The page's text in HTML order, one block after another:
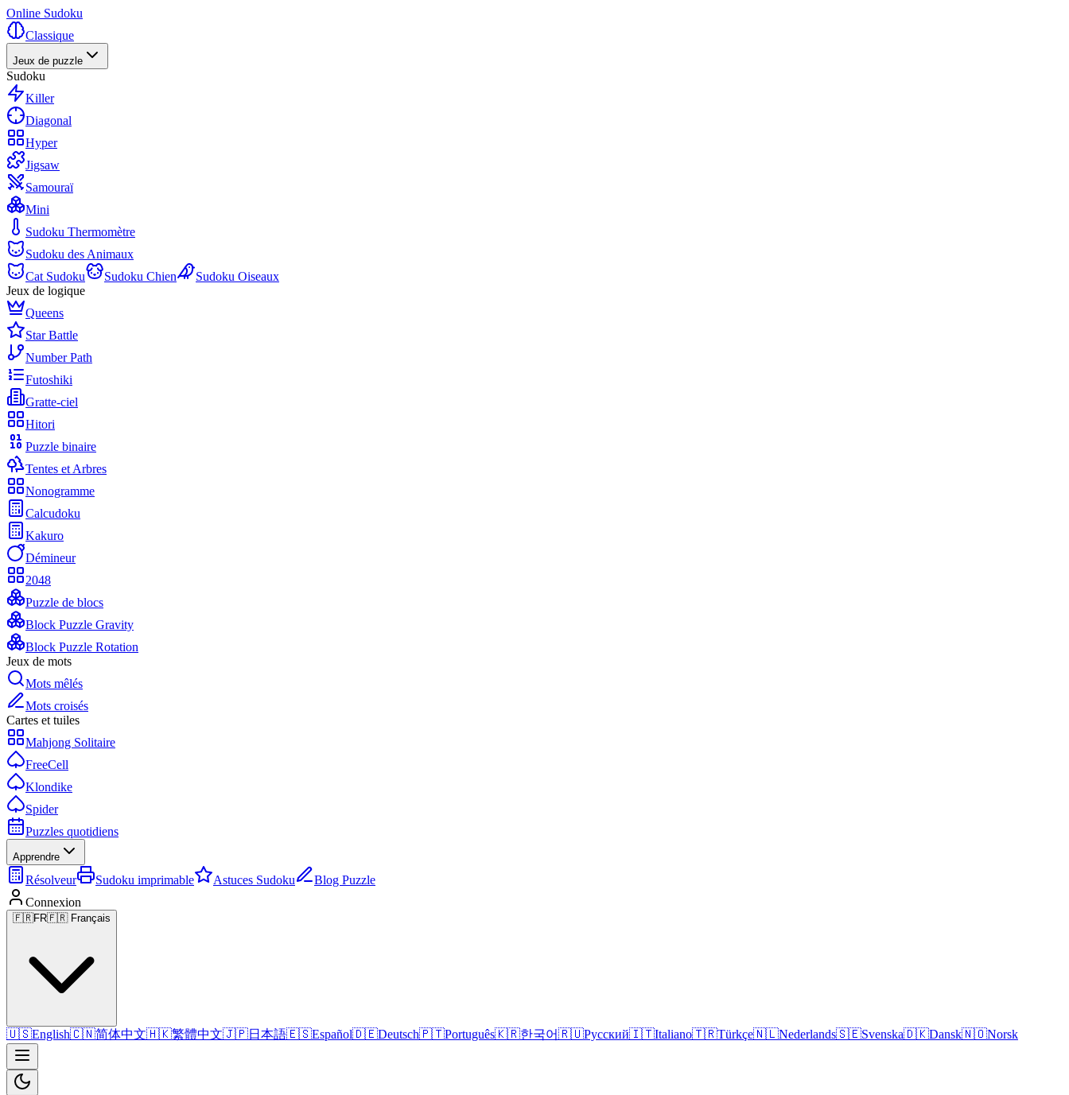
Online Sudoku
Classique
Jeux de puzzle
Sudoku
Killer
Diagonal
Hyper
Jigsaw
Samouraï
Mini
Sudoku Thermomètre
Sudoku des Animaux
Cat Sudoku
Sudoku Chien
Sudoku Oiseaux
Jeux de logique
Queens
Star Battle
Number Path
Futoshiki
Gratte-ciel
Hitori
Puzzle binaire
Tentes et Arbres
Nonogramme
Calcudoku
Kakuro
Démineur
2048
Puzzle de blocs
Block Puzzle Gravity
Block Puzzle Rotation
Jeux de mots
Mots mêlés
Mots croisés
Cartes et tuiles
Mahjong Solitaire
FreeCell
Klondike
Spider
Puzzles quotidiens
Apprendre
Résolveur Sudoku imprimable Astuces Sudoku
Blog Puzzle
Connexion
🇫🇷FR🇫🇷 Français
🇺🇸English🇨🇳简体中文🇭🇰繁體中文🇯🇵日本語🇪🇸Español🇩🇪Deutsch🇵🇹Português🇰🇷한국어🇷🇺Русский🇮🇹Italiano🇹🇷Türkçe🇳🇱Nederlands🇸🇪Svenska🇩🇰Dansk🇳🇴Norsk